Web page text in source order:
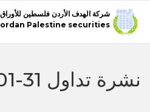
شركة الهدف الأردن فلسطين للأوراق
Palestine securities
نشرة تداول 31-01-2024